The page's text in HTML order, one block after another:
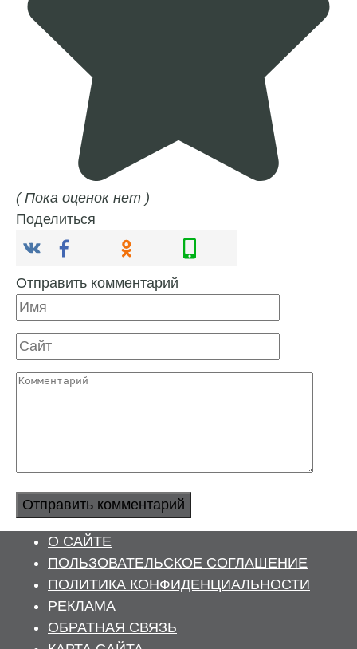
( Пока оценок нет )
Поделиться
Отправить комментарий
Имя
Сайт
Комментарий
О САЙТЕ
ПОЛЬЗОВАТЕЛЬСКОЕ СОГЛАШЕНИЕ
ПОЛИТИКА КОНФИДЕНЦИАЛЬНОСТИ
РЕКЛАМА
ОБРАТНАЯ СВЯЗЬ